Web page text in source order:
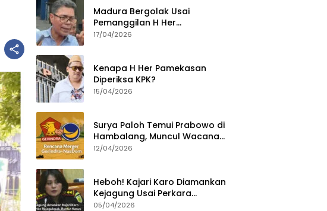
Madura Bergolak Usai
Pemanggilan H Her
Pamekasan, Faizal Assegaf
17/04/2026
Kenapa H Her Pamekasan
Diperiksa KPK?
15/04/2026
Surya Paloh Temui Prabowo di
Hambalang, Muncul Wacana
Penggabungan NasDem dan
12/04/2026
Heboh! Kajari Karo Diamankan
Kejagung Usai Perkara
Videografer Divonis Bebas
05/04/2026